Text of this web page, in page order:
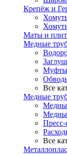
Крепёж и
Маты и
Медные
Муфты
Все
Медные
Все